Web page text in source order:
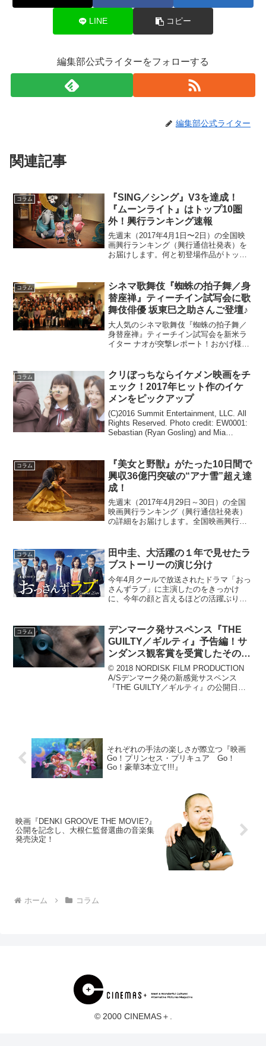
LINE コピー
編集部公式ライターをフォローする
編集部公式ライター
関連記事
コラム
『SING／シング』V3を達成！
『ムーンライト』はトップ10圏
外！興行ランキング速報
先週末（2017年4月1日〜2日）の全国映
画興行ランキング（興行通信社発表）を
お届けします。何と初登場作品がトップ
位（→）『SING／シング』2位（→）
『モアナと伝説...
コラム
シネマ歌舞伎『蜘蛛の拍子舞／身
替座禅』ティーチイン試写会に歌
舞伎俳優 坂東巳之助さんご登壇♪
大人気のシネマ歌舞伎『蜘蛛の拍子舞／
身替座禅』ティーチイン試写会を新米ラ
イター ナオが突撃レポート！おかげ様で
舞伎として大好評の「シネマ歌舞伎」よ
り二本立ての舞踊劇『...
コラム
クリぼっちならイケメン映画をチ
ェック！2017年ヒット作のイケ
メンをピックアップ
(C)2016 Summit Entertainment, LLC. All
Rights Reserved. Photo credit: EW0001:
Sebastian (Ryan Gosling) and Mia
コラム
『美女と野獣』がたった10日間で
興収36億円突破の“アナ雪”超え達
成！
先週末（2017年4月29日～30日）の全国
映画興行ランキング（興行通信社発表）
の詳細をお届けします。全国映画興行ラ
（ラブレター）』3位（NEW）『ワイル
ド・スピード Ｉ...
コラム
田中圭、大活躍の１年で見せたラ
ブストーリーの演じ分け
今年4月クールで放送されたドラマ「おっ
さんずラブ」に主演したのをきっかけ
に、今年の顔と言えるほどの活躍ぶりを
ビュー以来、毎年のように途切れること
なく連続ドラマに出演...
コラム
デンマーク発サスペンス『THE
GUILTY／ギルティ』予告編！サ
ンダンス観客賞を受賞したその内
容とは？
© 2018 NORDISK FILM PRODUCTION
A/Sデンマーク発の新感覚サスペンス
『THE GUILTY／ギルティ』の公開日が
それぞれの手法の楽しさが際立つ『映画
Go！プリンセス・プリキュア Go！
Go！豪華3本立て!!!』
映画『DENKI GROOVE THE MOVIE?』
公開を記念し、大根仁監督選曲の音楽集
発売決定！
ホーム コラム
© 2000 CINEMAS＋.